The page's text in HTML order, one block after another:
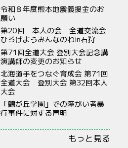
令和８年度熊本地震義援金のお
願い
第20回 本人の会 全道交流会
ひろげようみんなのわin石狩
第71回全道大会 登別大会記念講
演講師の変更のお知らせ
北海道手をつなぐ育成会 第71回
全道大会 登別大会 第32回本人
大会
「鶴が丘学園」での障がい者暴
行事件に対する声明
もっと見る